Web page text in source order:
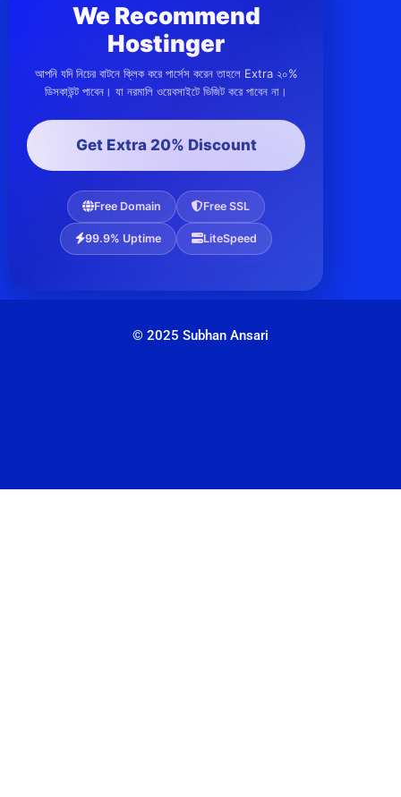
We Recommend
Hostinger
আপনি যদি নিচের বাটনে ক্লিক করে পার্সেস করেন তাহলে Extra ২০%
ডিসকাউন্ট পাবেন। যা নরমালি ওয়েবসাইটে ভিজিট করে পাবেন না।
Get Extra 20% Discount
Free Domain Free SSL
99.9% Uptime LiteSpeed
© 2025 Subhan Ansari